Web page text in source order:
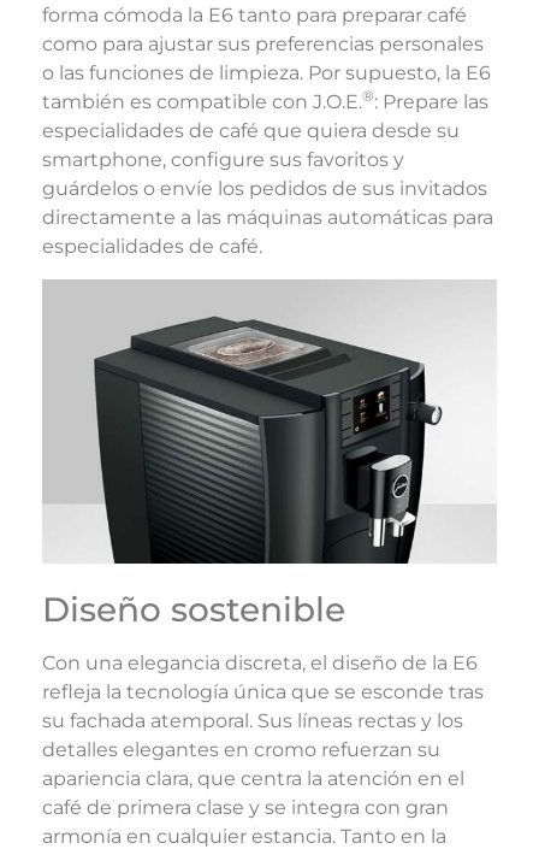
forma cómoda la E6 tanto para preparar café
como para ajustar sus preferencias personales
o las funciones de limpieza. Por supuesto, la E6
también es compatible con J.O.E.®: Prepare las
especialidades de café que quiera desde su
smartphone, configure sus favoritos y
guárdelos o envíe los pedidos de sus invitados
directamente a las máquinas automáticas para
especialidades de café.
Diseño sostenible
Con una elegancia discreta, el diseño de la E6
refleja la tecnología única que se esconde tras
su fachada atemporal. Sus líneas rectas y los
detalles elegantes en cromo refuerzan su
apariencia clara, que centra la atención en el
café de primera clase y se integra con gran
armonía en cualquier estancia. Tanto en la